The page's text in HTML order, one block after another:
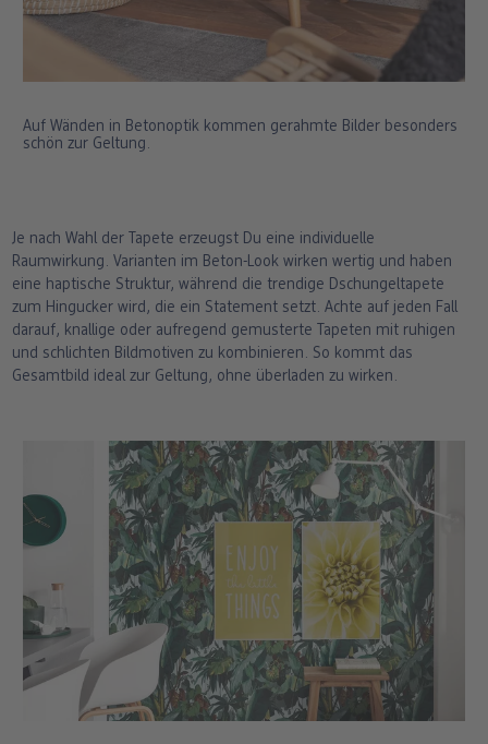
Auf Wänden in Betonoptik kommen gerahmte Bilder besonders
schön zur Geltung.
Je nach Wahl der Tapete erzeugst Du eine individuelle
Raumwirkung. Varianten im Beton-Look wirken wertig und haben
eine haptische Struktur, während die trendige Dschungeltapete
zum Hingucker wird, die ein Statement setzt. Achte auf jeden Fall
darauf, knallige oder aufregend gemusterte Tapeten mit ruhigen
und schlichten Bildmotiven zu kombinieren. So kommt das
Gesamtbild ideal zur Geltung, ohne überladen zu wirken.